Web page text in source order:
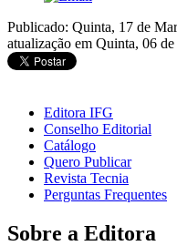
Publicado: Quinta, 17 de
atualização em Quinta, 06
Editora IFG
Conselho Editorial
Catálogo
Quero Publicar
Revista Tecnia
Perguntas Frequentes
Sobre a Editora